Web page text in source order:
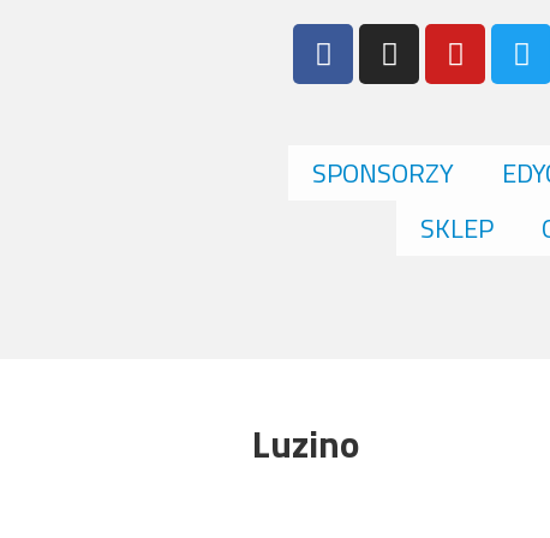
SPONSORZY
SKLEP
Luzino